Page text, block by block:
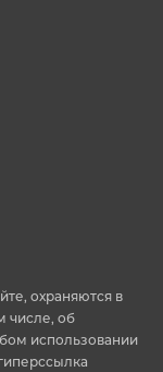
охраняются в
числе, об
использовании